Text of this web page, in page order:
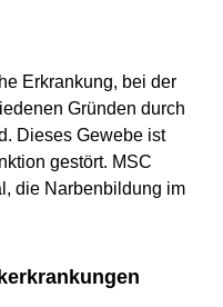
Erkrankung, bei der
Gründen durch
Dieses Gewebe ist
gestört. MSC
die Narbenbildung im